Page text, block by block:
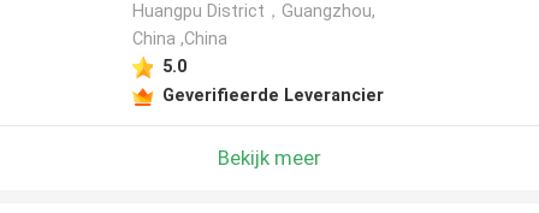
Huangpu District，Guangzhou,
China ,China
5.0
Geverifieerde Leverancier
Bekijk meer